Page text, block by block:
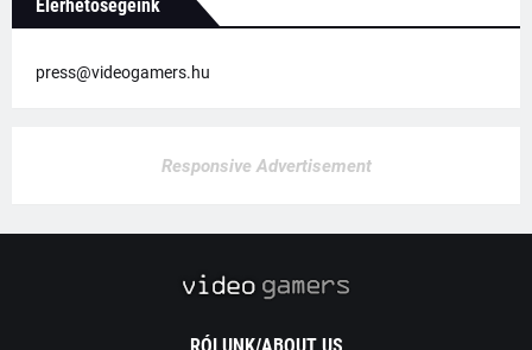
Elérhetőségeink
press@videogamers.hu
Responsive Advertisement